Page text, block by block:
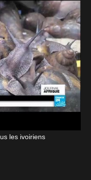
les ivoiriens